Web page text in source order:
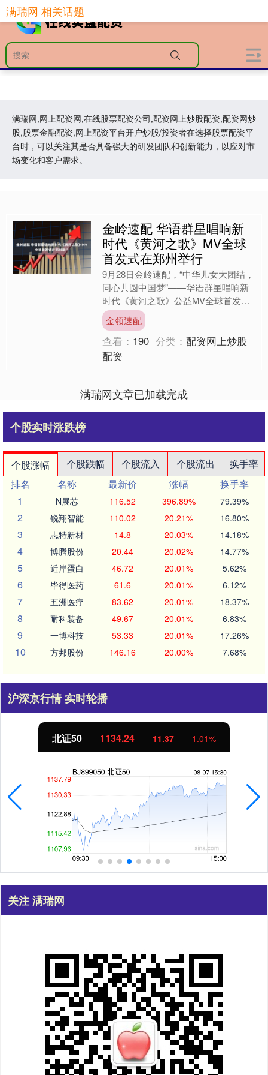
满瑞网,网上配资网,在线股票配资公司,配资网上炒股配资,配资网炒
股,股票金融配资,网上配资平台开户炒股/投资者在选择股票配资平
台时，可以关注其是否具备强大的研发团队和创新能力，以应对市
场变化和客户需求。
满瑞网 相关话题
金岭速配 华语群星唱响新
时代《黄河之歌》MV全球
首发式在郑州举行
9月28日金岭速配，“中华儿女大团结，
同心共圆中国梦”——华语群星唱响新
时代《黄河之歌》公益MV全球首发式
在黄河博物馆举行。 该活动由人民
网、河南省文学艺术界联....
金领速配
查看： 190 分类：配资网上炒股
配资
满瑞网文章已加载完成
个股实时涨跌榜
个股涨幅 个股跌幅 个股流入 个股流出
换手率
排名
名称 最新价 涨幅
换手率
1
N展芯 116.52 396.89% 79.39%
2 锐翔智能 110.02 20.21% 16.80%
3 志特新材 14.8 20.03% 14.18%
4 博腾股份 20.44 20.02% 14.77%
5 近岸蛋白 46.72 20.01% 5.62%
6 毕得医药 61.6 20.01% 6.12%
7 五洲医疗 83.62 20.01% 18.37%
8 耐科装备 49.67 20.01% 6.83%
9 一博科技 53.33 20.01% 17.26%
10 方邦股份 146.16 20.00% 7.68%
沪深京行情 实时轮播
北证50 1134.24 11.37 1.01%
关注 满瑞网